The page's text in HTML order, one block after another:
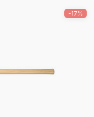
-17%